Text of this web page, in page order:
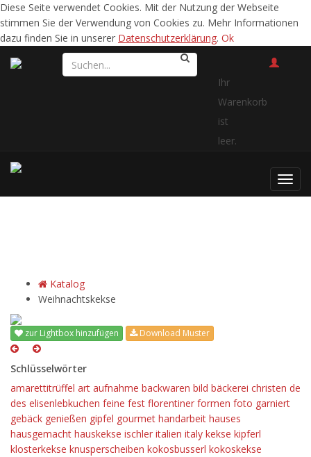
Diese Seite verwendet Cookies. Mit der Nutzung der Webseite
stimmen Sie der Verwendung von Cookies zu. Mehr Informationen
dazu finden Sie in unserer Datenschutzerklärung. Ok
Ihr
Warenkorb
ist
leer.
Katalog
Weihnachtskekse
zur Lightbox hinzufügen Download Muster
Schlüsselwörter
amarettitrüffel art aufnahme backwaren bild bäckerei christen de
des elisenlebkuchen feine fest florentiner formen foto garniert
gebäck genießen gipfel gourmet handarbeit hauses
hausgemacht hauskekse ischler italien italy kekse kipferl
klosterkekse knusperscheiben kokosbusserl kokoskekse